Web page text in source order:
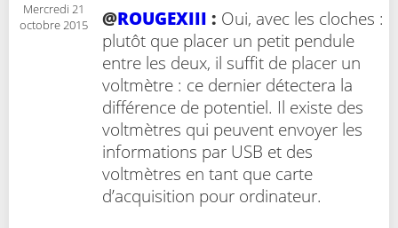
Mercredi 21
octobre 2015
@ROUGEXIII : Oui, avec les cloches :
plutôt que placer un petit pendule
entre les deux, il suffit de placer un
voltmètre : ce dernier détectera la
différence de potentiel. Il existe des
voltmètres qui peuvent envoyer les
informations par USB et des
voltmètres en tant que carte
d’acquisition pour ordinateur.